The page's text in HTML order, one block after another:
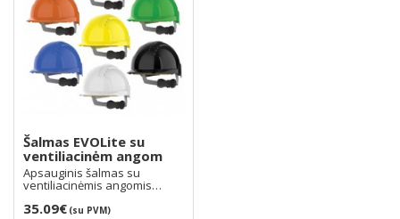
Šalmas EVOLite su
ventiliacinėm angom
Apsauginis šalmas su
ventiliacinėmis angomis
EVOLite pagamintas iš lab..
35.09€ (su PVM)